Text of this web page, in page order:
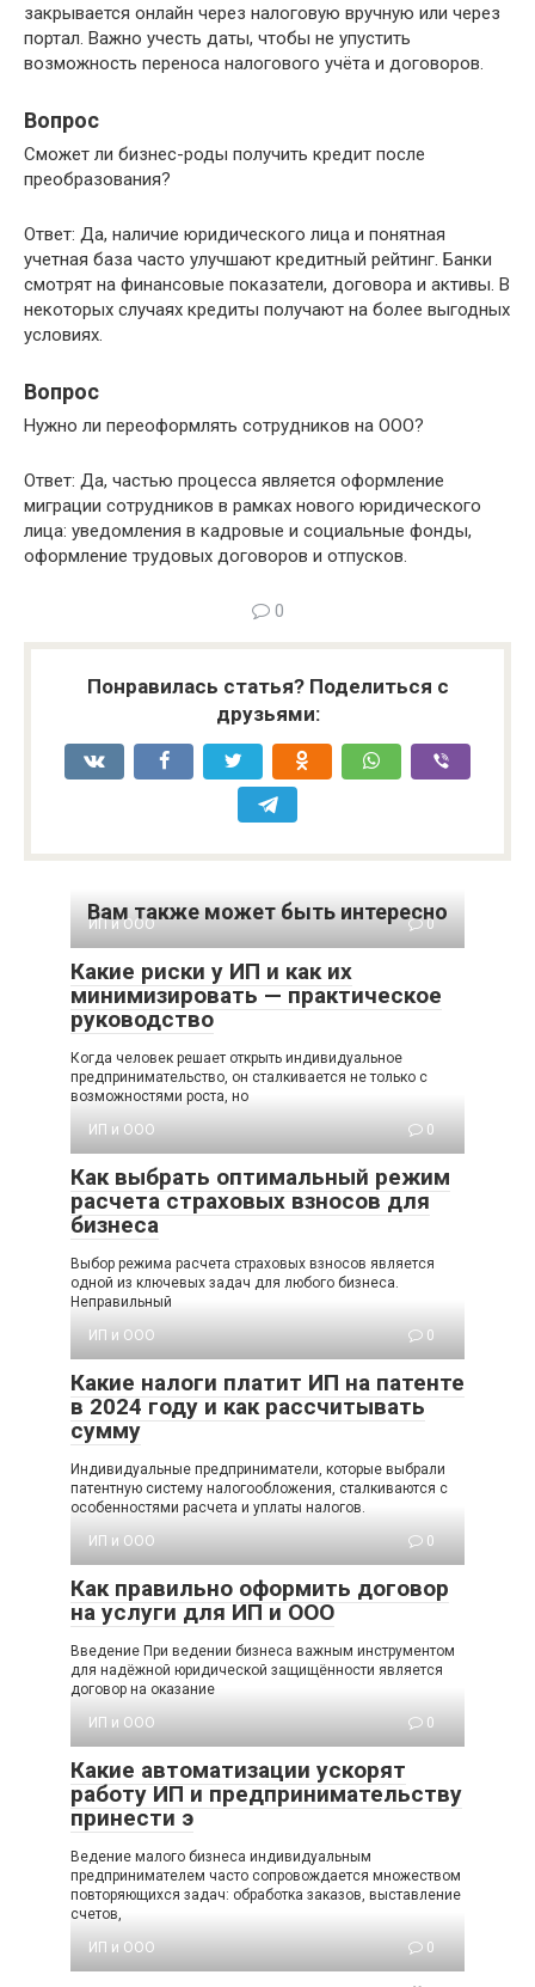
закрывается онлайн через налоговую вручную или через
портал. Важно учесть даты, чтобы не упустить
возможность переноса налогового учёта и договоров.
Вопрос
Сможет ли бизнес-роды получить кредит после
преобразования?
Ответ: Да, наличие юридического лица и понятная
учетная база часто улучшают кредитный рейтинг. Банки
смотрят на финансовые показатели, договора и активы. В
некоторых случаях кредиты получают на более выгодных
условиях.
Вопрос
Нужно ли переоформлять сотрудников на ООО?
Ответ: Да, частью процесса является оформление
миграции сотрудников в рамках нового юридического
лица: уведомления в кадровые и социальные фонды,
оформление трудовых договоров и отпусков.
0
Понравилась статья? Поделиться с
друзьями:
Вам также может быть интересно
ИП и ООО 0
Какие риски у ИП и как их
минимизировать — практическое
руководство
Когда человек решает открыть индивидуальное
предпринимательство, он сталкивается не только с
возможностями роста, но
ИП и ООО
0
Как выбрать оптимальный режим
расчета страховых взносов для
бизнеса
Выбор режима расчета страховых взносов является
одной из ключевых задач для любого бизнеса.
Неправильный
ИП и ООО
0
Какие налоги платит ИП на патенте
в 2024 году и как рассчитывать
сумму
Индивидуальные предприниматели, которые выбрали
патентную систему налогообложения, сталкиваются с
особенностями расчета и уплаты налогов.
ИП и ООО
0
Как правильно оформить договор
на услуги для ИП и ООО
Введение При ведении бизнеса важным инструментом
для надёжной юридической защищённости является
договор на оказание
ИП и ООО
0
Какие автоматизации ускорят
работу ИП и предпринимательству
принести э
Ведение малого бизнеса индивидуальным
предпринимателем часто сопровождается множеством
повторяющихся задач: обработка заказов, выставление
счетов,
ИП и ООО
0